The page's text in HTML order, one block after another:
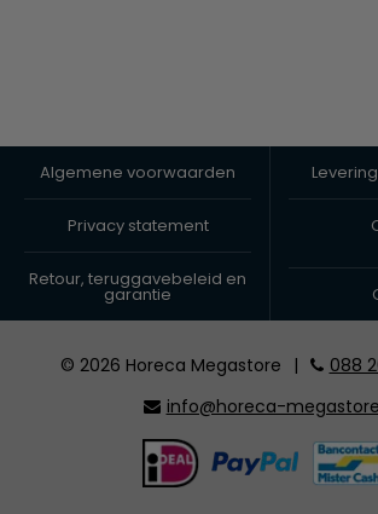
Algemene voorwaarden
Privacy statement
Retour, teruggavebeleid en
garantie
© 2026 Horeca Megastore | 088
info@horeca-